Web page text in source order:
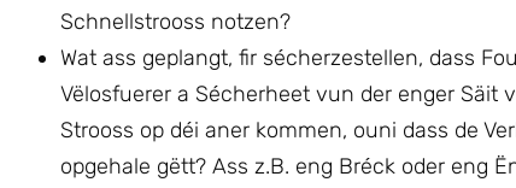
Schnellstrooss notzen?
Wat ass geplangt, fir sécherzestellen, dass
Vëlosfuerer a Sécherheet vun der enger Säit
Strooss op déi aner kommen, ouni dass de
opgehale gëtt? Ass z.B. eng Bréck oder eng